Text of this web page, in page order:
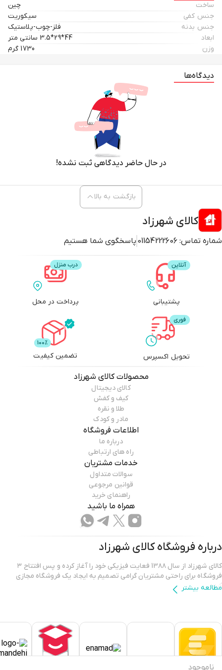
ناموجود
ساخت
چین
جنس کفی
سیکوریت
جنس بدنه
فلز-چوب-پلاستیک
ابعاد
44*29*3.5 سانتی متر
وزن
1730 گرم
دیدگاه‌ها
در حال حاضر دیدگاهی ثبت نشده!
کالای شهرزاد
شماره تماس: 01154222606 پاسخگوی شما هستیم
بازگشت به بالا
پشتیبانی پرداخت در محل
تحویل اکسپرس تضمین کیفیت
محصولاتکالای شهرزاد
کالای دیجیتال
کیف و کفش
طلا و نقره
مادر و کودک
اطلاعات فروشگاه
درباره ما
راه های ارتباطی
خدمات مشتریان
سوالات متداول
قوانین مرجوعی
راهنمای خرید
همراه ما باشید
درباره فروشگاهکالای شهرزاد
کالای شهرزاد از سال 13۸۸ فعایت فیزیکی خود را آغاز کرده و پس افتتاح ۳
فروشگاه برای راحتی مشتریان گرامی تصمیم به ایجاد یک فروشگاه مجازی
کرده.
فروشگاه اینترنتی کالای شهرزاد؛ بررسی، انتخاب و خرید آنلاین یک خرید
اینترنتی مطمئن، نیازمند فروشگاهی است که بتواند کالاهایی متنوع، باکیفیت
و دارای قیمت مناسب را در مدت زمان ی کوتاه به دست مشتریان خود برساند و
ضمانت بازگشت کالا هم داشته باشد؛ ویژگی‌هایی که فروشگاه اینترنتی کالای
شهرزاد بر روی آن‌ها کار کرده و توانسته از این طریق مشتریان ثابت خود را در
مطالعه بیشتر